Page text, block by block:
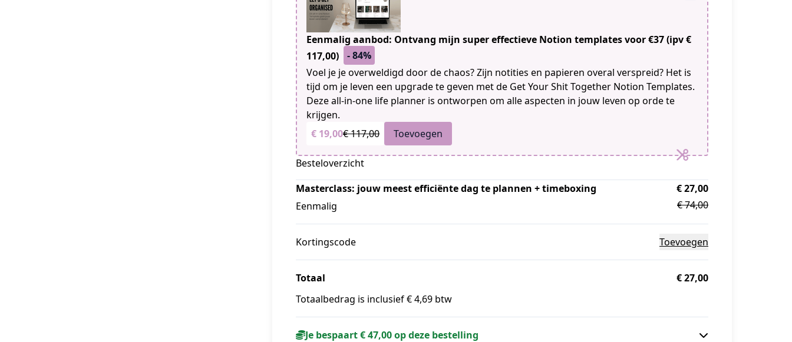
Eenmalig aanbod: Ontvang mijn super effectieve Notion templates voor €37 (ipv €
117,00)
- 84%
Voel je je overweldigd door de chaos? Zijn notities en papieren overal verspreid? Het is
tijd om je leven een upgrade te geven met de Get Your Shit Together Notion Templates.
Deze all-in-one life planner is ontworpen om alle aspecten in jouw leven op orde te
krijgen.
€ 19,00€ 117,00 Toevoegen
Besteloverzicht
Masterclass: jouw meest efficiënte dag te plannen + timeboxing
Eenmalig
€ 27,00
€ 74,00
Kortingscode Toevoegen
Totaal
€ 27,00
Totaalbedrag is inclusief € 4,69 btw
Je bespaart € 47,00 op deze bestelling